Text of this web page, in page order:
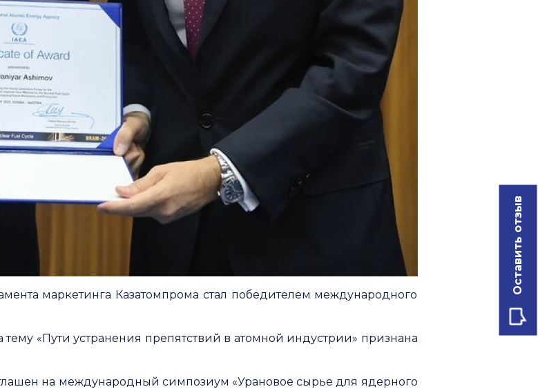
маркетинга Казатомпрома стал победителем международного
тему «Пути устранения препятствий в атомной индустрии» признана
на международный симпозиум «Урановое сырье для ядерного
Оставить отзыв